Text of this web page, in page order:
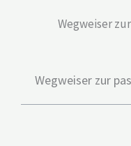
Wegweiser
Wegweiser zur